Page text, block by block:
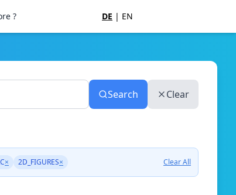
? DE | EN
Search Clear
× 2D_FIGURES× Clear All